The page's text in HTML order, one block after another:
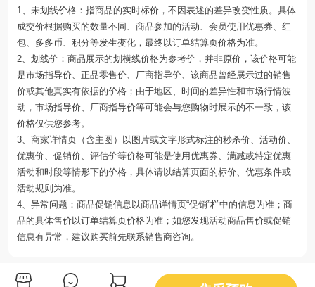
1、未划线价格：指商品的实时标价，不因表述的差异改变性质。具体
成交价根据购买的数量不同、商品参加的活动、会员使用优惠券、红
包、多多币、积分等发生变化，最终以订单结算页价格为准。
2、划线价：商品展示的划横线价格为参考价，并非原价，该价格可能
是市场指导价、正品零售价、厂商指导价、该商品曾经展示过的销售
价或其他真实有依据的价格；由于地区、时间的差异性和市场行情波
动，市场指导价、厂商指导价等可能会与您购物时展示的不一致，该
价格仅供您参考。
3、商家详情页（含主图）以图片或文字形式标注的秒杀价、活动价、
优惠价、促销价、评估价等价格可能是使用优惠券、满减或特定优惠
活动和时段等情形下的价格，具体请以结算页面的标价、优惠条件或
活动规则为准。
4、异常问题：商品促销信息以商品详情页“促销”栏中的信息为准；商
品的具体售价以订单结算页价格为准；如您发现活动商品售价或促销
信息有异常，建议购买前先联系销售商咨询。